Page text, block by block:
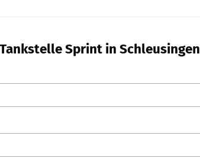
Sprint in Schleusingen